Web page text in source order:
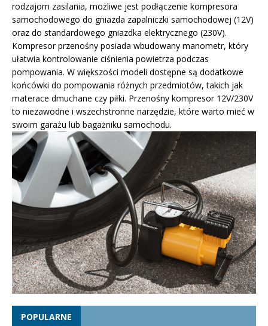
rodzajom zasilania, możliwe jest podłączenie kompresora
samochodowego do gniazda zapalniczki samochodowej (12V)
oraz do standardowego gniazdka elektrycznego (230V).
Kompresor przenośny posiada wbudowany manometr, który
ułatwia kontrolowanie ciśnienia powietrza podczas
pompowania. W większości modeli dostępne są dodatkowe
końcówki do pompowania różnych przedmiotów, takich jak
materace dmuchane czy piłki. Przenośny kompresor 12V/230V
to niezawodne i wszechstronne narzędzie, które warto mieć w
swoim garażu lub bagażniku samochodu.
POPULARNE